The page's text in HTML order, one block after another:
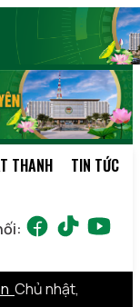
THANH TIN TỨC
Chủ nhật,